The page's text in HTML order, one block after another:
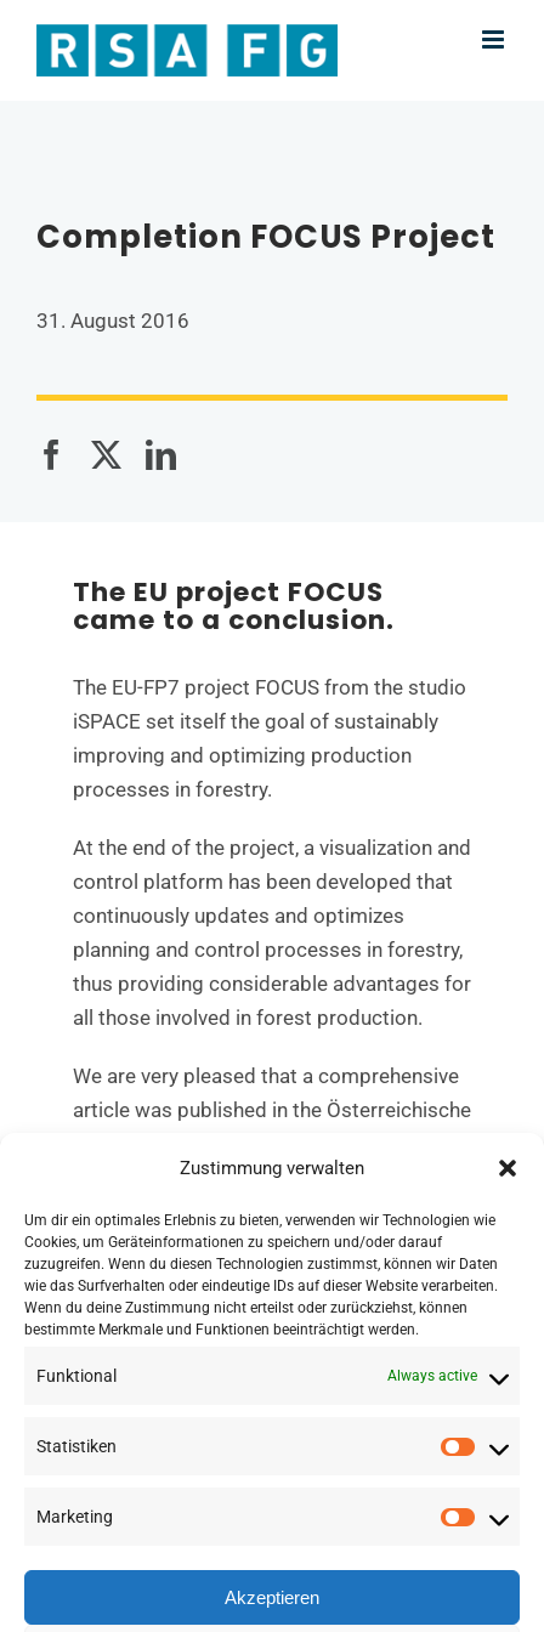
Zustimmung verwalten
Um dir ein optimales Erlebnis zu bieten, verwenden wir Technologien wie
Cookies, um Geräteinformationen zu speichern und/oder darauf
zuzugreifen. Wenn du diesen Technologien zustimmst, können wir Daten
wie das Surfverhalten oder eindeutige IDs auf dieser Website verarbeiten.
Wenn du deine Zustimmung nicht erteilst oder zurückziehst, können
bestimmte Merkmale und Funktionen beeinträchtigt werden.
Funktional Always active
Statistiken
Marketing
Akzeptieren
content
Completion FOCUS Project
31. August 2016
The EU project FOCUS
came to a conclusion.
The EU-FP7 project FOCUS from the studio
iSPACE set itself the goal of sustainably
improving and optimizing production
processes in forestry.
At the end of the project, a visualization and
control platform has been developed that
continuously updates and optimizes
planning and control processes in forestry,
thus providing considerable advantages for
all those involved in forest production.
We are very pleased that a comprehensive
article was published in the Österreichische
Read the article here.
ARTIKEL ZUM DOWNLOAD
©2026 RSA FG | Presse|AGB|